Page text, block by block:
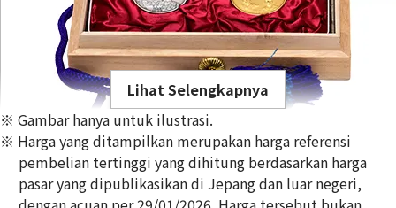
Lihat Selengkapnya
※ Gambar hanya untuk ilustrasi.
※ Harga yang ditampilkan merupakan harga referensi
pembelian tertinggi yang dihitung berdasarkan harga
pasar yang dipublikasikan di Jepang dan luar negeri,